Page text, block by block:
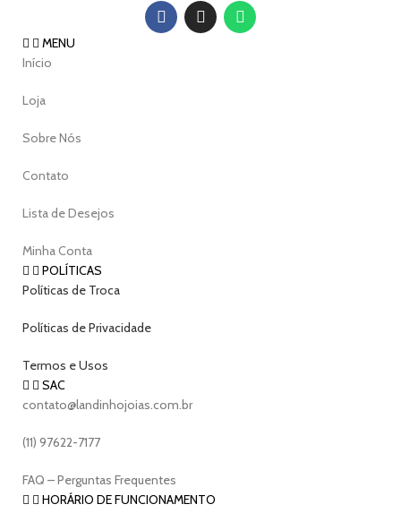
MENU
Início
Loja
Sobre Nós
Contato
Lista de Desejos
Minha Conta
POLÍTICAS
Políticas de Troca
Políticas de Privacidade
Termos e Usos
SAC
contato@landinhojoias.com.br
(11) 97622-7177
FAQ – Perguntas Frequentes
HORÁRIO DE FUNCIONAMENTO